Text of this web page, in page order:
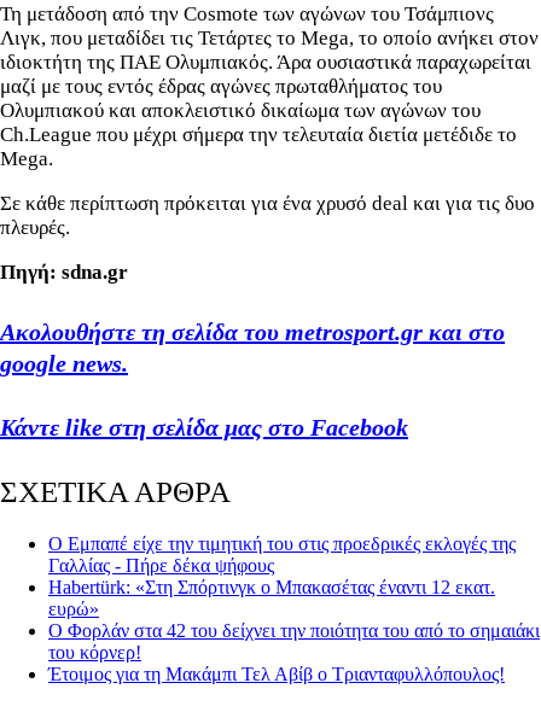
Τη μετάδοση από την Cosmote των αγώνων του Τσάμπιονς
Λιγκ, που μεταδίδει τις Τετάρτες το Mega, το οποίο ανήκει στον
ιδιοκτήτη της ΠΑΕ Ολυμπιακός. Άρα ουσιαστικά παραχωρείται
μαζί με τους εντός έδρας αγώνες πρωταθλήματος του
Ολυμπιακού και αποκλειστικό δικαίωμα των αγώνων του
Ch.League που μέχρι σήμερα την τελευταία διετία μετέδιδε το
Mega.
Σε κάθε περίπτωση πρόκειται για ένα χρυσό deal και για τις δυο
πλευρές.
Πηγή: sdna.gr
Ακολουθήστε τη σελίδα του metrosport.gr και στο
google news.
Κάντε like στη σελίδα μας στο Facebook
ΣΧΕΤΙΚΑ ΑΡΘΡΑ
Ο Εμπαπέ είχε την τιμητική του στις προεδρικές εκλογές της
Γαλλίας - Πήρε δέκα ψήφους
Habertürk: «Στη Σπόρτινγκ ο Μπακασέτας έναντι 12 εκατ.
ευρώ»
Ο Φορλάν στα 42 του δείχνει την ποιότητα του από το σημαιάκι
του κόρνερ!
Έτοιμος για τη Μακάμπι Τελ Αβίβ ο Τριανταφυλλόπουλος!